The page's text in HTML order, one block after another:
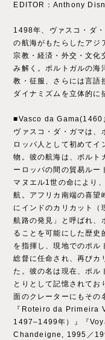
EDITOR：Anthony
1498年、ヴァスコ・ダ
の航海がもたらしたアジ
宗教・経済・外交・文化
み解く。ポルトガルの海
教・征服、さらには言語
ダイナミズムを立体的に
■Vasco da Gama(1460
ヴァスコ・ダ・ガマは、
ロッパ人として初めてイ
物。彼の航海は、ポルト
ーロッパの間の貿易ルー
マヌエル1世の命により
航。アフリカ南端の喜
にインドのカリカット（
航路の発見」と呼ばれ、
ることを可能にした歴
を指揮し、現地でのポ
総督に任命され、再びカ
た。彼の名は現在、ポル
とりとして記憶されてお
面のクレーターにもその
『Roteiro da Primeira
1497–1499年）』『
Chandeigne, 1995／